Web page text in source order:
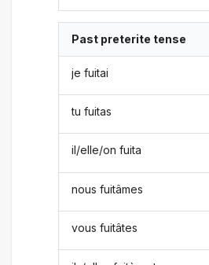
Past preterite tense
je fuitai
tu fuitas
il/elle/on fuita
nous fuitâmes
vous fuitâtes